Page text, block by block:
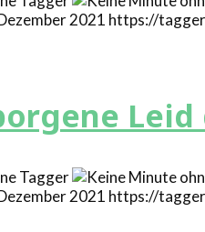
2021 https://
Tagger
2021 https://